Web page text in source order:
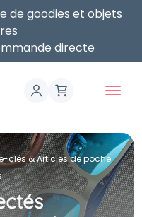
de goodies et objets
directe
clés & Articles de poche